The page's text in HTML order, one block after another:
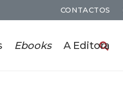
CONTACTOS
Ebooks A Editora